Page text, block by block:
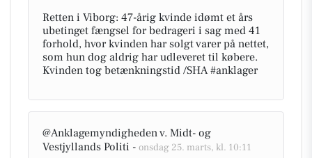
Retten i Viborg: 47-årig kvinde idømt et års
ubetinget fængsel for bedrageri i sag med 41
forhold, hvor kvinden har solgt varer på nettet,
som hun dog aldrig har udleveret til købere.
Kvinden tog betænkningstid /SHA #anklager
@Anklagemyndigheden v. Midt- og
Vestjyllands Politi - onsdag 25. marts, kl. 10:11